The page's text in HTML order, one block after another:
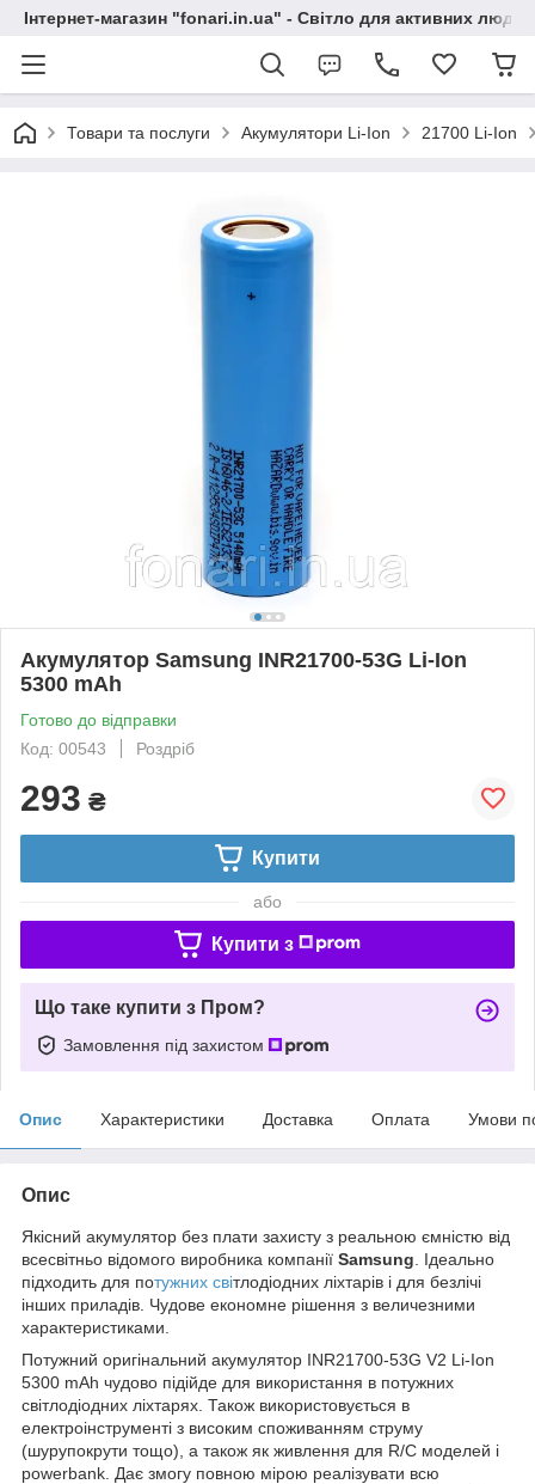
Інтернет-магазин "fonari.in.ua" - Світло для активних людей
Товари та послуги Акумулятори Li-Ion 21700 Li-Ion
Акумулятор Samsung INR21700-53G Li-Ion
5300 mAh
Готово до відправки
Код: 00543
Роздріб
293 ₴
Купити
або
Купити з
Що таке купити з Пром?
Замовлення під захистом
Опис Характеристики Доставка Оплата Умови
Опис
Якісний акумулятор без плати захисту з реальною ємністю від
всесвітньо відомого виробника компанії Samsung . Ідеально
підходить для потужних світлодіодних ліхтарів і для безлічі
інших приладів. Чудове економне рішення з величезними
характеристиками.
Потужний оригінальний акумулятор INR21700-53G V2 Li-Ion
5300 mAh чудово підійде для використання в потужних
світлодіодних ліхтарях. Також використовується в
електроінструменті з високим споживанням струму
(шурупокрути тощо), а також як живлення для R/C моделей і
powerbank. Дає змогу повною мірою реалізувати всю